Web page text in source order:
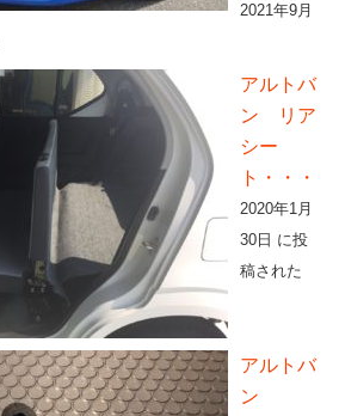
2021年9月
アルトバ
ン リア
シー
ト・・・
2020年1月
30日 に投
稿された
アルトバ
ン